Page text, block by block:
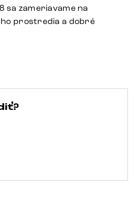
sa zameriavame na
prostredia a dobré